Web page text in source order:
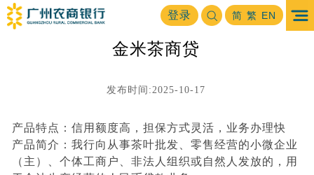
登录 简 繁 EN
首页 > 普惠金融>批发零售 金米茶商贷
金米茶商贷
发布时间:2025-10-17
产品特点：信用额度高，担保方式灵活，业务办理快
产品简介：我行向从事茶叶批发、零售经营的小微企业
（主）、个体工商户、非法人组织或自然人发放的，用